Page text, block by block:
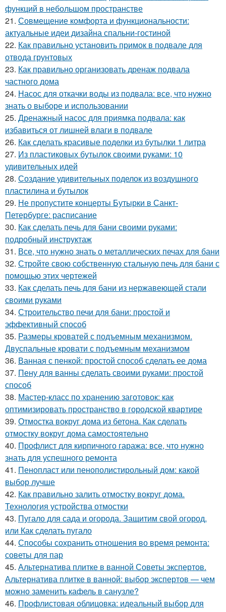
функций в небольшом пространстве
21. Совмещение комфорта и функциональности:
актуальные идеи дизайна спальни-гостиной
22. Как правильно установить примок в подвале для
отвода грунтовых
23. Как правильно организовать дренаж подвала
частного дома
24. Насос для откачки воды из подвала: все, что нужно
знать о выборе и использовании
25. Дренажный насос для приямка подвала: как
избавиться от лишней влаги в подвале
26. Как сделать красивые поделки из бутылки 1 литра
27. Из пластиковых бутылок своими руками: 10
удивительных идей
28. Создание удивительных поделок из воздушного
пластилина и бутылок
29. Не пропустите концерты Бутырки в Санкт-
Петербурге: расписание
30. Как сделать печь для бани своими руками:
подробный инструктаж
31. Все, что нужно знать о металлических печах для бани
32. Стройте свою собственную стальную печь для бани с
помощью этих чертежей
33. Как сделать печь для бани из нержавеющей стали
своими руками
34. Строительство печи для бани: простой и
эффективный способ
35. Размеры кроватей с подъемным механизмом.
Двуспальные кровати с подъемным механизмом
36. Ванная с пенкой: простой способ сделать ее дома
37. Пену для ванны сделать своими руками: простой
способ
38. Мастер-класс по хранению заготовок: как
оптимизировать пространство в городской квартире
39. Отмостка вокруг дома из бетона. Как сделать
отмостку вокруг дома самостоятельно
40. Профлист для кирпичного гаража: все, что нужно
знать для успешного ремонта
41. Пенопласт или пенополистирольный дом: какой
выбор лучше
42. Как правильно залить отмостку вокруг дома.
Технология устройства отмостки
43. Пугало для сада и огорода. Защитим свой огород,
или Как сделать пугало
44. Способы сохранить отношения во время ремонта:
советы для пар
45. Альтернатива плитке в ванной Советы экспертов.
Альтернатива плитке в ванной: выбор экспертов — чем
можно заменить кафель в санузле?
46. Профлистовая облицовка: идеальный выбор для